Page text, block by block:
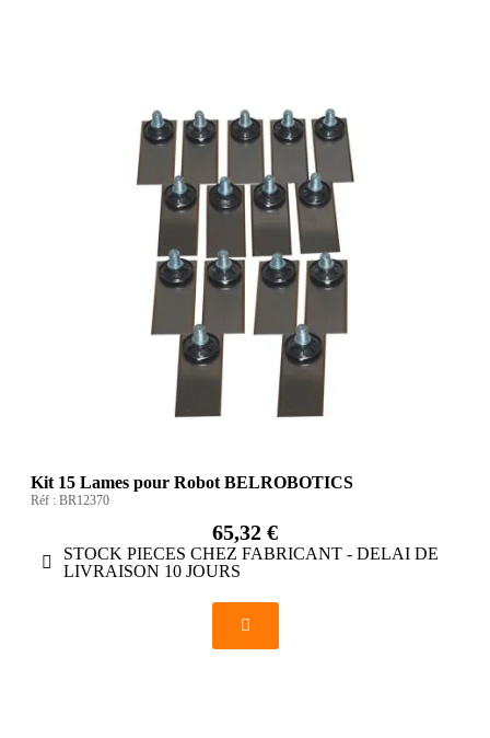
Kit 15 Lames pour Robot BELROBOTICS
Réf : BR12370
65,32 €
STOCK PIECES CHEZ FABRICANT - DELAI DE
LIVRAISON 10 JOURS